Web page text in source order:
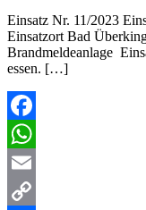
Einsatz Nr. 11/2023
Einsatzort Bad
Brandmeldeanlage
essen. […]
Facebook
WhatsApp
Email